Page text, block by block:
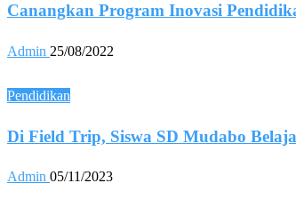
Canangkan Program Inovasi
Admin 25/08/2022
Pendidikan
Di Field Trip, Siswa SD Mudabo
Admin 05/11/2023